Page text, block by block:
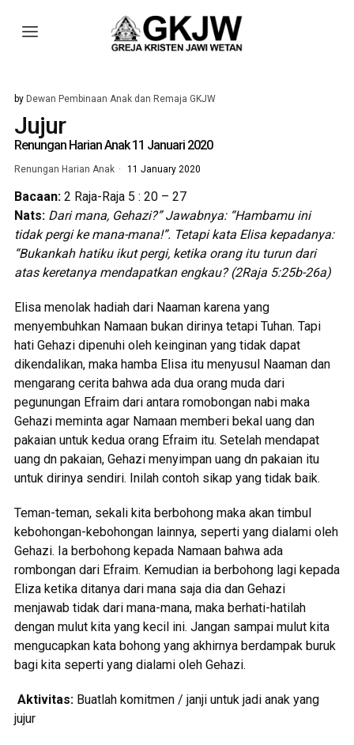
by Dewan Pembinaan Anak dan Remaja GKJW
Jujur
Renungan Harian Anak 11 Januari 2020
Renungan Harian Anak 11 January 2020
Bacaan: 2 Raja-Raja 5 : 20 – 27
Nats: Dari mana, Gehazi?” Jawabnya: “Hambamu ini
tidak pergi ke mana-mana!”. Tetapi kata Elisa kepadanya:
“Bukankah hatiku ikut pergi, ketika orang itu turun dari
atas keretanya mendapatkan engkau? (2Raja 5:25b-26a)
Elisa menolak hadiah dari Naaman karena yang
menyembuhkan Namaan bukan dirinya tetapi Tuhan. Tapi
hati Gehazi dipenuhi oleh keinginan yang tidak dapat
dikendalikan, maka hamba Elisa itu menyusul Naaman dan
mengarang cerita bahwa ada dua orang muda dari
pegunungan Efraim dari antara romobongan nabi maka
Gehazi meminta agar Namaan memberi bekal uang dan
pakaian untuk kedua orang Efraim itu. Setelah mendapat
uang dn pakaian, Gehazi menyimpan uang dn pakaian itu
untuk dirinya sendiri. Inilah contoh sikap yang tidak baik.
Teman-teman, sekali kita berbohong maka akan timbul
kebohongan-kebohongan lainnya, seperti yang dialami oleh
Gehazi. Ia berbohong kepada Namaan bahwa ada
rombongan dari Efraim. Kemudian ia berbohong lagi kepada
Eliza ketika ditanya dari mana saja dia dan Gehazi
menjawab tidak dari mana-mana, maka berhati-hatilah
dengan mulut kita yang kecil ini. Jangan sampai mulut kita
mengucapkan kata bohong yang akhirnya berdampak buruk
bagi kita seperti yang dialami oleh Gehazi.
Aktivitas: Buatlah komitmen / janji untuk jadi anak yang
jujur